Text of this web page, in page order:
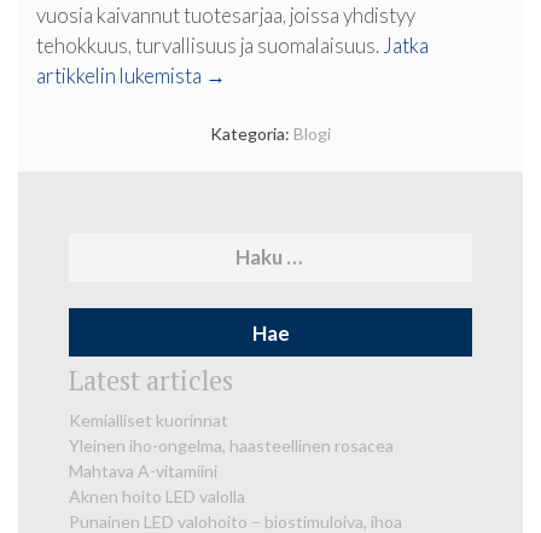
vuosia kaivannut tuotesarjaa, joissa yhdistyy
tehokkuus, turvallisuus ja suomalaisuus. Jatka
artikkelin lukemista ”Suomalainen
–
tuoteperhe”
→
Kategoria: Blogi
Latest articles
Kemialliset kuorinnat
Yleinen iho-ongelma, haasteellinen rosacea
Mahtava A-vitamiini
Aknen hoito LED valolla
Punainen LED valohoito – biostimuloiva, ihoa